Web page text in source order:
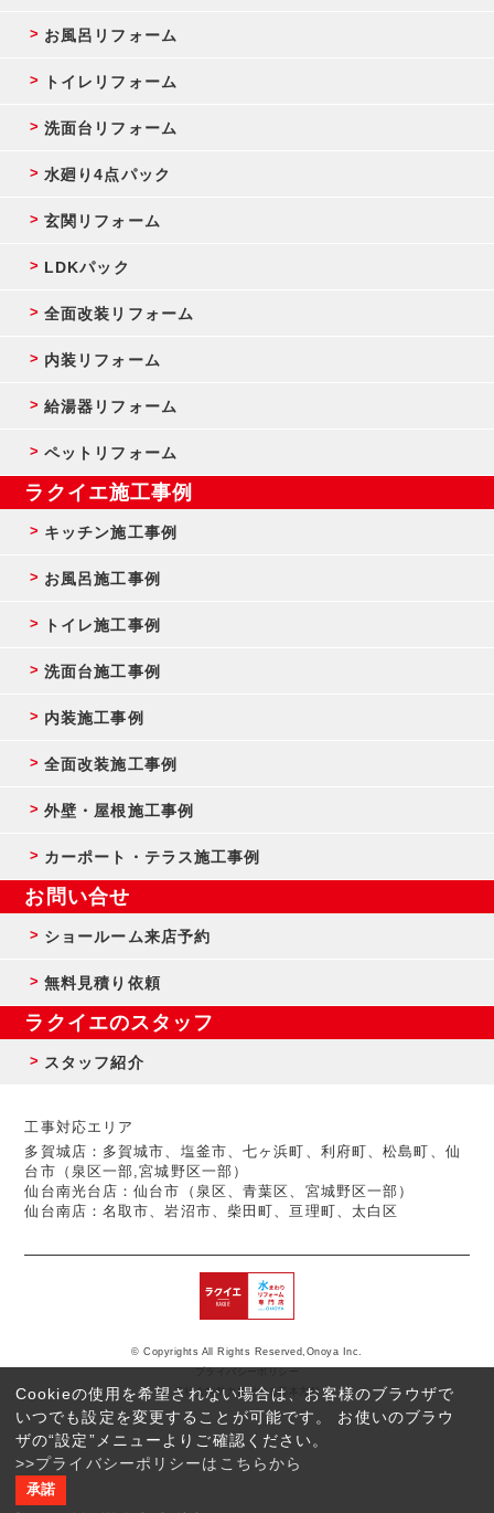
Cookieの使用を希望されない場合は、お客様のブラウザで
いつでも設定を変更することが可能です。 お使いのブラウ
ザの“設定”メニューよりご確認ください。
>>プライバシーポリシーはこちらから
承諾
反社会的勢力に対する基本方針
© Copyrights All Rights Reserved,Onoya Inc.
お風呂リフォーム
トイレリフォーム
洗面台リフォーム
水廻り4点パック
玄関リフォーム
LDKパック
全面改装リフォーム
内装リフォーム
給湯器リフォーム
ペットリフォーム
ラクイエ施工事例
キッチン施工事例
お風呂施工事例
トイレ施工事例
洗面台施工事例
内装施工事例
全面改装施工事例
外壁・屋根施工事例
カーポート・テラス施工事例
お問い合せ
ショールーム来店予約
無料見積り依頼
ラクイエのスタッフ
スタッフ紹介
工事対応エリア
多賀城店：多賀城市、塩釜市、七ヶ浜町、利府町、松島町、仙
台市（泉区一部,宮城野区一部）
仙台南光台店：仙台市（泉区、青葉区、宮城野区一部）
仙台南店：名取市、岩沼市、柴田町、亘理町、太白区